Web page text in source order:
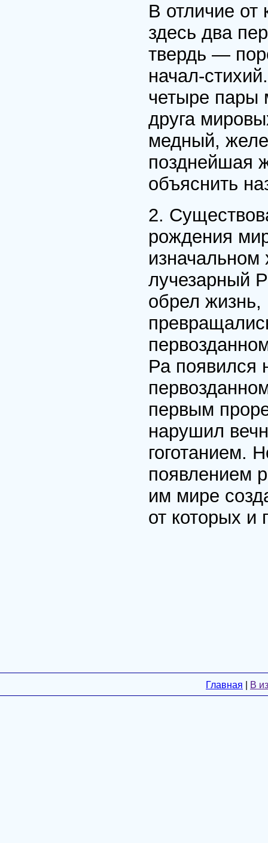
В отличие от
здесь два
твердь —
начал-
четыре пары
друга
медный,
позднейшая
объяснить
2.
рождения
изначальном
лучезарный
обрел жизнь,
Ра появился
первым
нарушил
гоготанием.
появлением
им мире
от которых и
Главная В